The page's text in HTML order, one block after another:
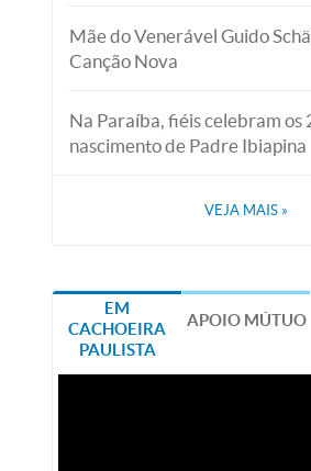
Mãe do Venerável Guido
Canção Nova
Na Paraíba, fiéis celebram os
nascimento de Padre Ibiapina
VEJA MAIS »
EM
CACHOEIRA
PAULISTA
APOIO MÚTUO